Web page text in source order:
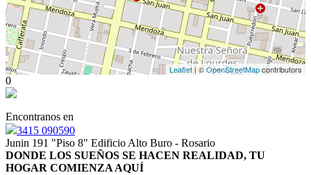
Leaflet| ©OpenStreetMapcontributors
0
Encontranos en
3415 090590
Junin 191 "Piso 8" Edificio Alto Buro - Rosario
DONDE LOS SUEÑOS SE HACEN REALIDAD, TU
HOGAR COMIENZA AQUÍ